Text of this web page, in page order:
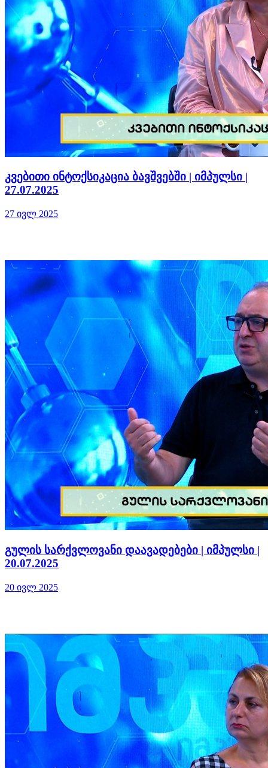
კვებითი ინტოქსიკაცია ბავშვებში | იმპულსი |
27.07.2025
27 ივლ 2025
გულის სარქვლოვანი დაავადებები | იმპულსი |
20.07.2025
20 ივლ 2025